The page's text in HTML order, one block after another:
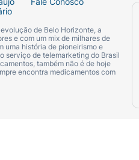
de Belo Horizonte, a
e com um mix de milhares de
uma história de pioneirismo e
serviço de telemarketing do Brasil
também não é de hoje
encontra medicamentos com